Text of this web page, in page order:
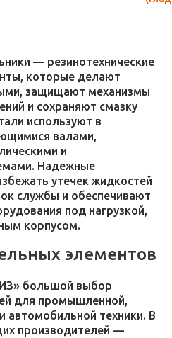
— резинотехнические
которые делают
защищают механизмы
и сохраняют смазку
используют в
валами,
и
Надежные
утечек жидкостей
службы и обеспечивают
под нагрузкой,
корпусом.
элементов
большой выбор
для промышленной,
автомобильной техники. В
производителей —